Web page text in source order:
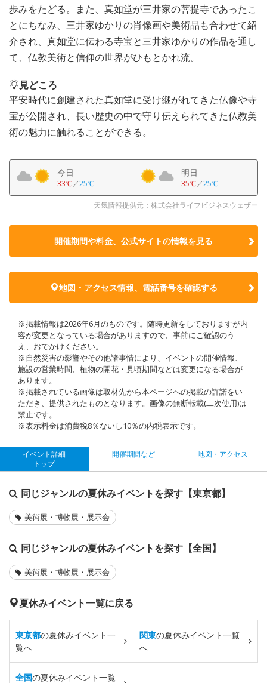
歩みをたどる。また、真如堂が三井家の菩提寺であったこ
とにちなみ、三井家ゆかりの肖像画や美術品も合わせて紹
介され、真如堂に伝わる寺宝と三井家ゆかりの作品を通し
て、仏教美術と信仰の世界がひもとかれ流。
見どころ
平安時代に創建された真如堂に受け継がれてきた仏像や寺
宝が公開され、長い歴史の中で守り伝えられてきた仏教美
術の魅力に触れることができる。
今日
33℃／25℃
明日
35℃／25℃
天気情報提供元：株式会社ライフビジネスウェザー
開催期間や料金、公式サイトの情報を見る
地図・アクセス情報、電話番号を確認する
※掲載情報は2026年6月のものです。随時更新をしておりますが内
容が変更となっている場合がありますので、事前にご確認のう
え、おでかけください。
※自然災害の影響やその他諸事情により、イベントの開催情報、
施設の営業時間、植物の開花・見頃期間などは変更になる場合が
あります。
※掲載されている画像は取材先から本ページへの掲載の許諾をい
ただき、提供されたものとなります。画像の無断転載(二次使用)は
禁止です。
※表示料金は消費税8％ないし10％の内税表示です。
イベント詳細
トップ
開催期間など 地図・アクセス
同じジャンルの夏休みイベントを探す【東京都】
美術展・博物展・展示会
同じジャンルの夏休みイベントを探す【全国】
美術展・博物展・展示会
夏休みイベント一覧に戻る
東京都の夏休みイベント一
覧へ
関東の夏休みイベント一覧
へ
全国の夏休みイベント一覧